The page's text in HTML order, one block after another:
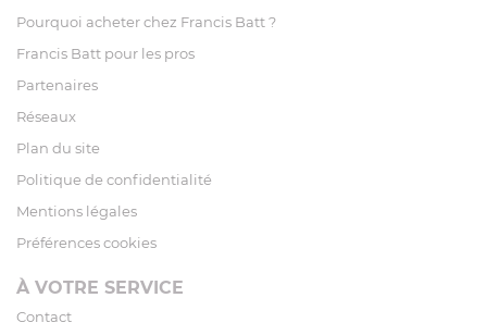
Pourquoi acheter chez Francis Batt ?
Francis Batt pour les pros
Partenaires
Réseaux
Plan du site
Politique de confidentialité
Mentions légales
Préférences cookies
À VOTRE SERVICE
Contact